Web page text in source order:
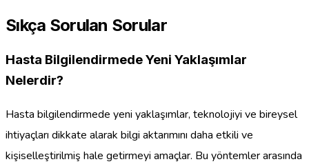
Sıkça Sorulan Sorular
Hasta Bilgilendirmede Yeni Yaklaşımlar
Nelerdir?
Hasta bilgilendirmede yeni yaklaşımlar, teknolojiyi ve bireysel
ihtiyaçları dikkate alarak bilgi aktarımını daha etkili ve
kişiselleştirilmiş hale getirmeyi amaçlar. Bu yöntemler arasında